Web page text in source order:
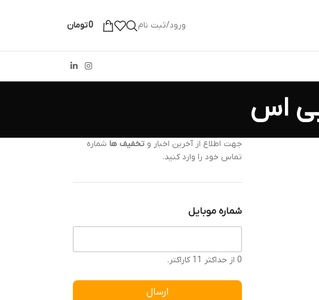
ورود/ثبت نام 0تومان
جهت اطلاع از آخرین اخبار و تخفیف ها شماره
تماس خود را وارد کنید.
شماره موبایل
0 از حداکثر 11 کاراکتر.
ارسال